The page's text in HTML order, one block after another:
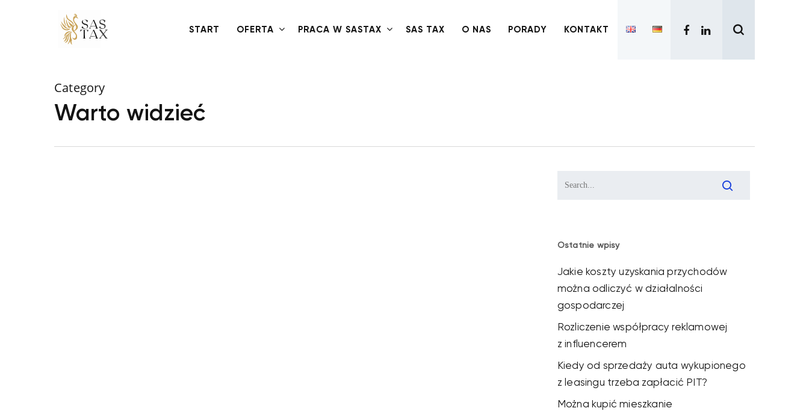
START OFERTA PRACA W SASTAX SAS TAX O NAS PORADY KONTAKT FACEBOOKLINKEDIN
Category
Warto widzieć
Ostatnie wpisy
Jakie koszty uzyskania przychodów
można odliczyć w działalności
gospodarczej
Rozliczenie współpracy reklamowej
z influencerem
Kiedy od sprzedaży auta wykupionego
z leasingu trzeba zapłacić PIT?
Można kupić mieszkanie